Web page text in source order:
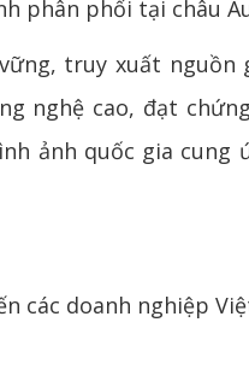
phân phối tại châu
truy xuất nguồn
nghệ cao, đạt
ảnh quốc gia cung
các doanh nghiệp